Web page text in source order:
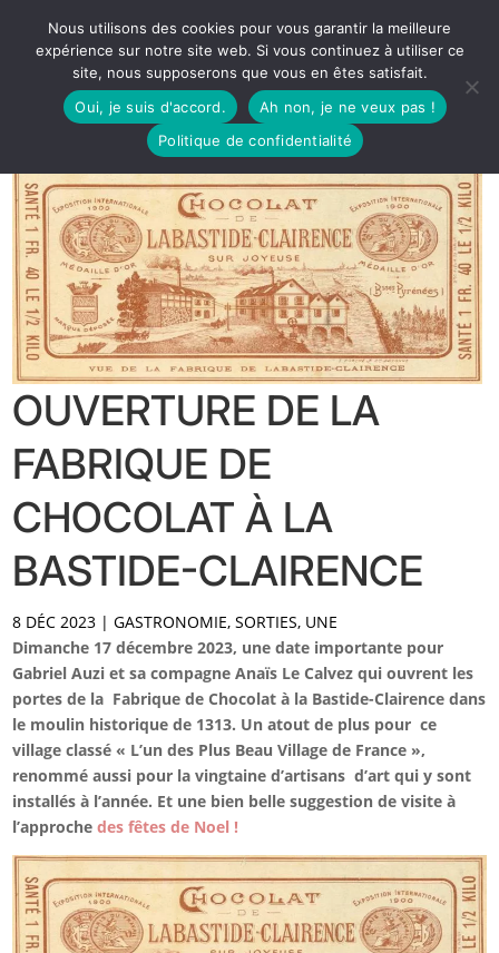
OUVERTURE DE LA
FABRIQUE DE
CHOCOLAT À LA
BASTIDE-CLAIRENCE
8 DÉC 2023 |GASTRONOMIE,SORTIES, UNE
Dimanche 17 décembre 2023, une date importante pour
Gabriel Auzi et sa compagne Anaïs Le Calvez qui ouvrent les
portes de la Fabrique de Chocolat à la Bastide-Clairence dans
le moulin historique de 1313. Un atout de plus pour ce
village classé « L’un des Plus Beau Village de France »,
renommé aussi pour la vingtaine d’artisans d’art qui y sont
installés à l’année. Et une bien belle suggestion de visite à
l’approche des fêtes de Noel !
Nous utilisons des cookies pour vous garantir la meilleure
expérience sur notre site web. Si vous continuez à utiliser ce
site, nous supposerons que vous en êtes satisfait.
Oui, je suis d'accord.
Ah non, je ne veux pas !
Politique de confidentialité